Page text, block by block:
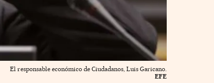
El responsable económico de Ciudadanos, Luis Garicano.
EFE